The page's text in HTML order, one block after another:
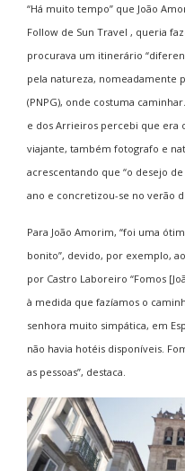
“Há muito tempo” que João
Follow de Sun Travel , queria
procurava um itinerário
pela natureza, nomeadamente
(PNPG), onde costuma
e dos Arrieiros percebi que era
viajante, também fotografo e
acrescentando que “o desejo
ano e concretizou-se no verão
Para João Amorim, “foi uma
bonito”, devido, por exemplo,
por Castro Laboreiro “Fomos
à medida que fazíamos o
senhora muito simpática, em
não havia hotéis disponíveis.
as pessoas”, destaca.